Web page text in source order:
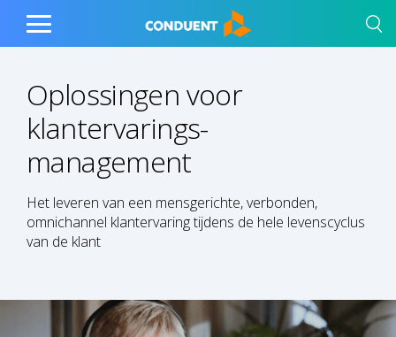
Show Search Input
Hide Search Input Home
Toggle
Oplossingen voor
klantervarings-
management
Het leveren van een mensgerichte, verbonden,
omnichannel klantervaring tijdens de hele levenscyclus
van de klant